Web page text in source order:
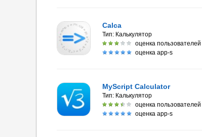
Calca
Тип: Калькулятор
оценка пользователей
оценка app-s
MyScript Calculator
Тип: Калькулятор
оценка пользователей
оценка app-s